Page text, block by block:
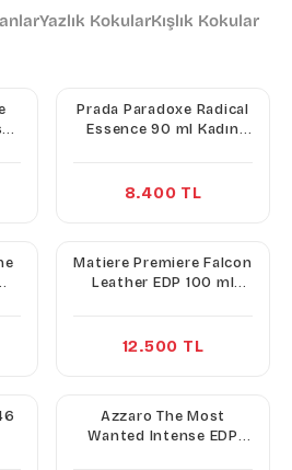
Yazlık KokularKışlık Kokular
Prada Paradoxe Radical
Essence 90 ml Kadın
8.400 TL
Matiere Premiere Falcon
Leather EDP 100 ml
12.500 TL
Azzaro The Most
Wanted Intense EDP